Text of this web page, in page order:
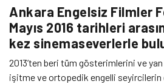
Ankara Engelsiz Filmler
Mayıs 2016 tarihleri
kez sinemaseverlerle
2013’ten beri tüm gösterimlerini ve
işitme ve ortopedik engelli seyircilerin